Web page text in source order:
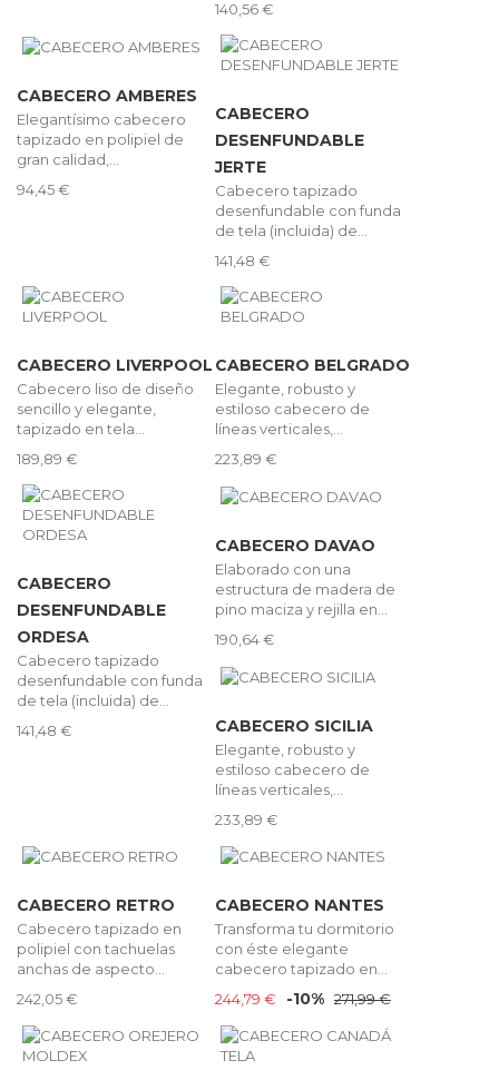
140,56 €
CABECERO AMBERES
Elegantísimo cabecero
tapizado en polipiel de
gran calidad,...
94,45 €
CABECERO
DESENFUNDABLE
JERTE
Cabecero tapizado
desenfundable con funda
de tela (incluida) de...
141,48 €
CABECERO LIVERPOOL
Cabecero liso de diseño
sencillo y elegante,
tapizado en tela...
189,89 €
CABECERO BELGRADO
Elegante, robusto y
estiloso cabecero de
líneas verticales,...
223,89 €
CABECERO
DESENFUNDABLE
ORDESA
Cabecero tapizado
desenfundable con funda
de tela (incluida) de...
141,48 €
CABECERO DAVAO
Elaborado con una
estructura de madera de
pino maciza y rejilla en...
190,64 €
CABECERO SICILIA
Elegante, robusto y
estiloso cabecero de
líneas verticales,...
233,89 €
CABECERO RETRO
Cabecero tapizado en
polipiel con tachuelas
anchas de aspecto...
242,05 €
CABECERO NANTES
Transforma tu dormitorio
con éste elegante
cabecero tapizado en...
244,79 €
-10% 271,99 €